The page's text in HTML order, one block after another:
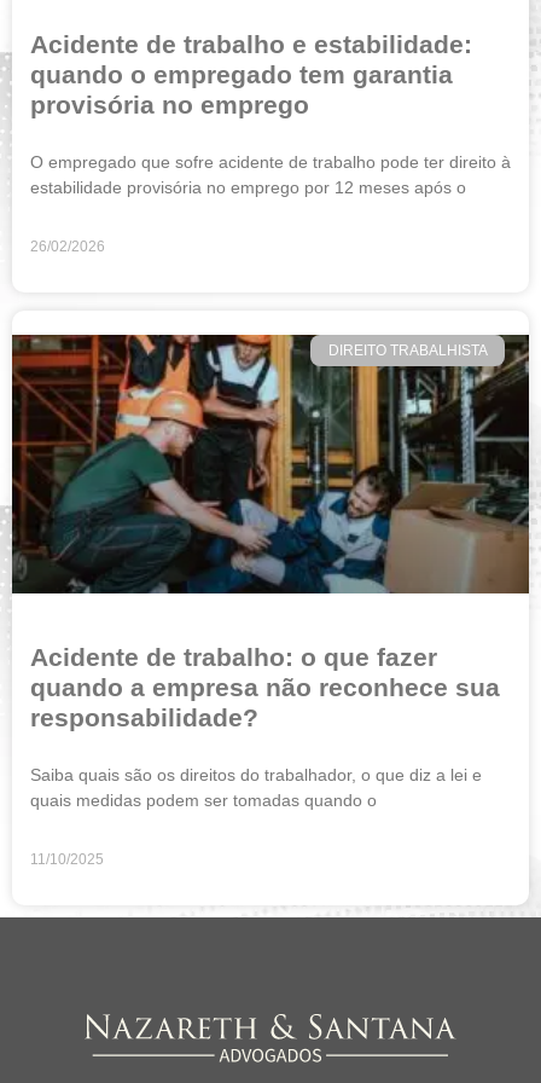
Acidente de trabalho e estabilidade:
quando o empregado tem garantia
provisória no emprego
O empregado que sofre acidente de trabalho pode ter direito à
estabilidade provisória no emprego por 12 meses após o
26/02/2026
DIREITO TRABALHISTA
Acidente de trabalho: o que fazer
quando a empresa não reconhece sua
responsabilidade?
Saiba quais são os direitos do trabalhador, o que diz a lei e
quais medidas podem ser tomadas quando o
11/10/2025